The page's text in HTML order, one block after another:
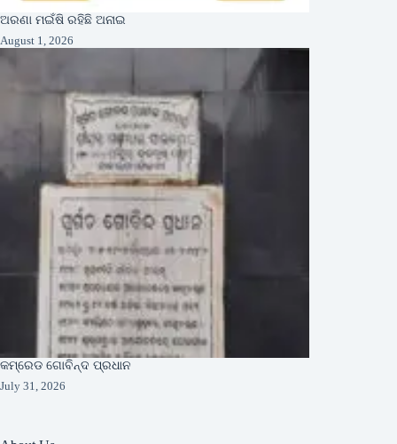
ଅରଣା ମଇଁଷି ରହିଛି ଅନାଇ
August 1, 2026
କମ୍ରେଡ ଗୋବିନ୍ଦ ପ୍ରଧାନ
July 31, 2026